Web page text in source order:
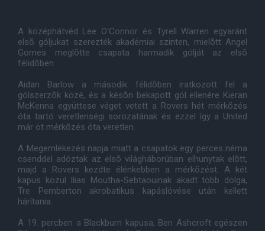
A középhátvéd Lee O'Connor és Tyrell Warren egyaránt
elsõ góljukat szerezték akadémiai szinten, mielõtt Angel
Gomes meglõtte csapata harmadik gólját az elsõ
félidõben.
Aidan Barlow a második félidõben iratkozott fel a
gólszerzõk közé, és a késõn bekapott gól ellenére Kieran
McKenna együttese véget vetett a Rovers hét mérkõzés
óta tartó veretlenségi sorozatának és ezzel így a United
már öt mérkõzés óta veretlen.
A Megemlékezés napja miatt a csapatok egy perces néma
csenddel adóztak az elsõ világháborúban elhunytak elõtt,
majd a Rovers kezdte élénkebben a mérkõzést. A két
kapus közül Ilias Moutha-Sebtaouinak akadt több dolga,
Tre Pemberton akrobatikus kapáslövése után kellett
hárítania.
A 19. percben a Blackburn kapusa, Ben Ashcroft egészen